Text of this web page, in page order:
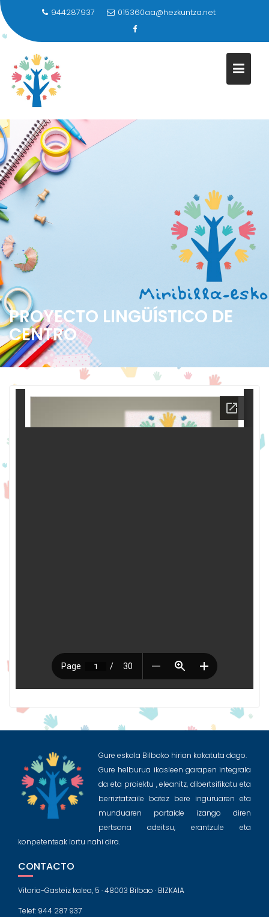
944287937 015360aa@hezkuntza.net
PROYECTO LINGÜÍSTICO DE
CENTRO
Gure eskola Bilboko hirian kokatuta dago.
Gure helburua ikasleen garapen integrala
da eta proiektu , eleanitz, dibertsifikatu eta
berriztatzaile batez bere inguruaren eta
munduaren partaide izango diren
pertsona adeitsu, erantzule eta
konpetenteak lortu nahi dira.
CONTACTO
Vitoria-Gasteiz kalea, 5 · 48003 Bilbao · BIZKAIA
Telef: 944 287 937